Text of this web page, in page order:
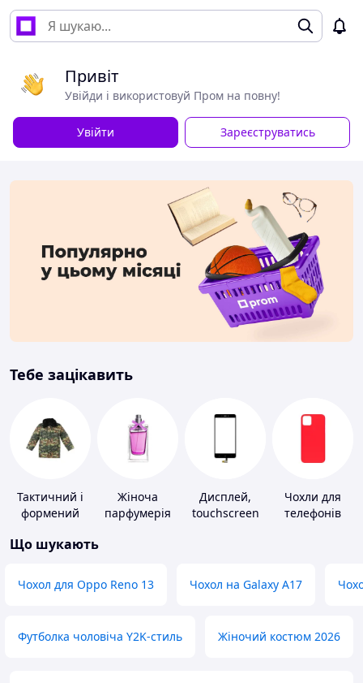
Привіт
Увійди і використовуй Пром на повну!
Увійти Зареєструватись
Тебе зацікавить
Тактичний і
формений
Жіноча
парфумерія
Дисплей,
touchscreen
Чохли для
телефонів
Що шукають
Чохол для Oppo Reno 13 Чохол на Galaxy A17
Футболка чоловіча Y2K-стиль Жіночий костюм 2026